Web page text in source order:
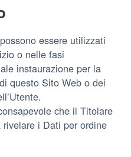
essere utilizzati
o nelle fasi
instaurazione per la
questo Sito Web o dei
che il Titolare
i Dati per ordine